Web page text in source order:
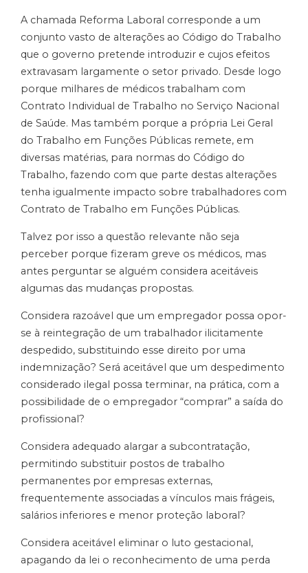
A chamada Reforma Laboral corresponde a um
conjunto vasto de alterações ao Código do Trabalho
que o governo pretende introduzir e cujos efeitos
extravasam largamente o setor privado. Desde logo
porque milhares de médicos trabalham com
Contrato Individual de Trabalho no Serviço Nacional
de Saúde. Mas também porque a própria Lei Geral
do Trabalho em Funções Públicas remete, em
diversas matérias, para normas do Código do
Trabalho, fazendo com que parte destas alterações
tenha igualmente impacto sobre trabalhadores com
Contrato de Trabalho em Funções Públicas.
Talvez por isso a questão relevante não seja
perceber porque fizeram greve os médicos, mas
antes perguntar se alguém considera aceitáveis
algumas das mudanças propostas.
Considera razoável que um empregador possa opor-
se à reintegração de um trabalhador ilicitamente
despedido, substituindo esse direito por uma
indemnização? Será aceitável que um despedimento
considerado ilegal possa terminar, na prática, com a
possibilidade de o empregador “comprar” a saída do
profissional?
Considera adequado alargar a subcontratação,
permitindo substituir postos de trabalho
permanentes por empresas externas,
frequentemente associadas a vínculos mais frágeis,
salários inferiores e menor proteção laboral?
Considera aceitável eliminar o luto gestacional,
apagando da lei o reconhecimento de uma perda